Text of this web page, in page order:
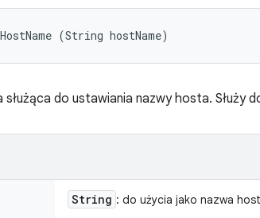
(String hostName)
do ustawiania nazwy hosta. Służy
String : do użycia jako nazwa